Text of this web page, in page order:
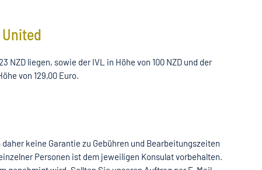
NZD liegen, sowie der IVL in Höhe von 100 NZD und der
von 129,00 Euro.
keine Garantie zu Gebühren und Bearbeitungszeiten
Personen ist dem jeweiligen Konsulat vorbehalten.